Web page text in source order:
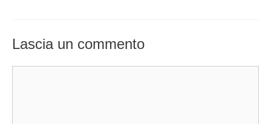
Lascia un commento